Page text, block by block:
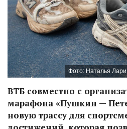
Фото: Наталья
ВТБ совместно с
марафона «Пушкин —
новую трассу для